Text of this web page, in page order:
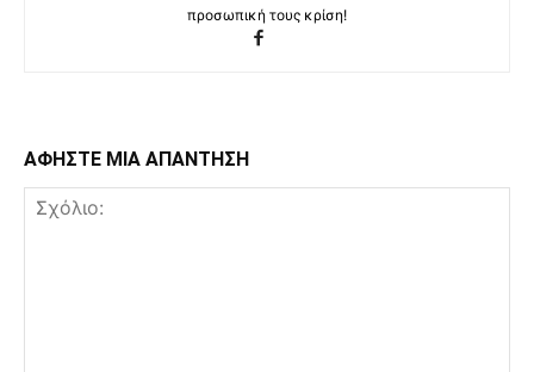
προσωπική τους κρίση!
ΑΦΗΣΤΕ ΜΙΑ ΑΠΑΝΤΗΣΗ